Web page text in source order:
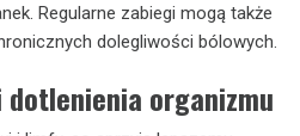
Regularne zabiegi mogą także
dolegliwości bólowych.
dotlenienia organizmu